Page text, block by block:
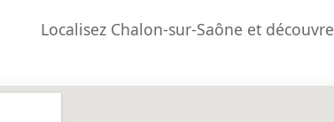
Localisez Chalon-sur-Saône et